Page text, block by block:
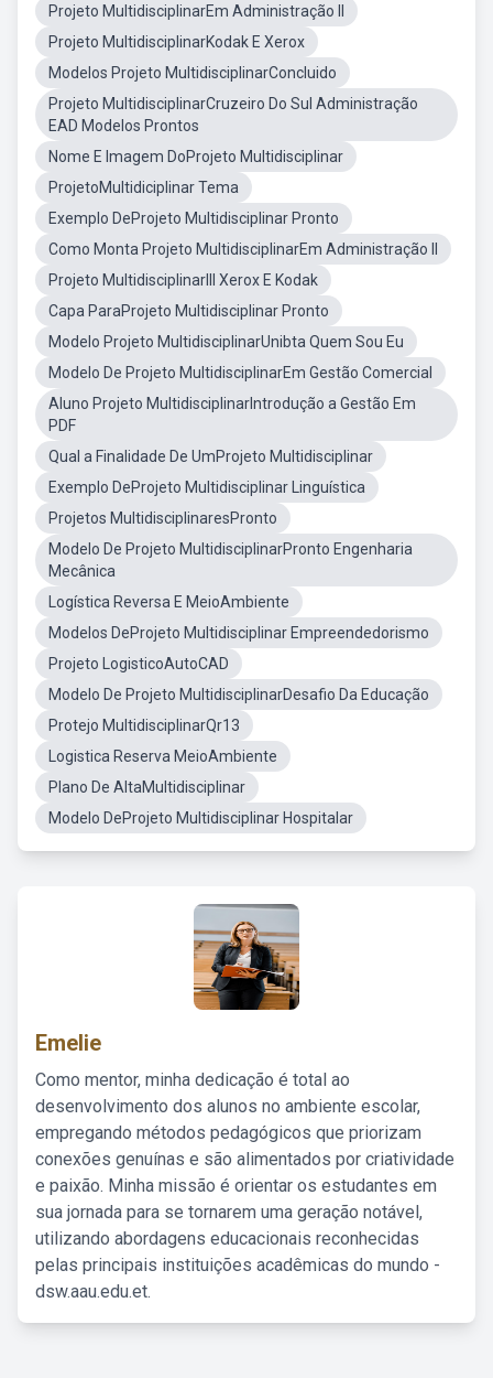
Projeto MultidisciplinarEm Administração II
Projeto MultidisciplinarKodak E Xerox
Modelos Projeto MultidisciplinarConcluido
Projeto MultidisciplinarCruzeiro Do Sul Administração
EAD Modelos Prontos
Nome E Imagem DoProjeto Multidisciplinar
ProjetoMultidiciplinar Tema
Exemplo DeProjeto Multidisciplinar Pronto
Como Monta Projeto MultidisciplinarEm Administração II
Projeto MultidisciplinarIII Xerox E Kodak
Capa ParaProjeto Multidisciplinar Pronto
Modelo Projeto MultidisciplinarUnibta Quem Sou Eu
Modelo De Projeto MultidisciplinarEm Gestão Comercial
Aluno Projeto MultidisciplinarIntrodução a Gestão Em
PDF
Qual a Finalidade De UmProjeto Multidisciplinar
Exemplo DeProjeto Multidisciplinar Linguística
Projetos MultidisciplinaresPronto
Modelo De Projeto MultidisciplinarPronto Engenharia
Mecânica
Logística Reversa E MeioAmbiente
Modelos DeProjeto Multidisciplinar Empreendedorismo
Projeto LogisticoAutoCAD
Modelo De Projeto MultidisciplinarDesafio Da Educação
Protejo MultidisciplinarQr13
Logistica Reserva MeioAmbiente
Plano De AltaMultidisciplinar
Modelo DeProjeto Multidisciplinar Hospitalar
Emelie
Como mentor, minha dedicação é total ao
desenvolvimento dos alunos no ambiente escolar,
empregando métodos pedagógicos que priorizam
conexões genuínas e são alimentados por criatividade
e paixão. Minha missão é orientar os estudantes em
sua jornada para se tornarem uma geração notável,
utilizando abordagens educacionais reconhecidas
pelas principais instituições acadêmicas do mundo -
dsw.aau.edu.et.